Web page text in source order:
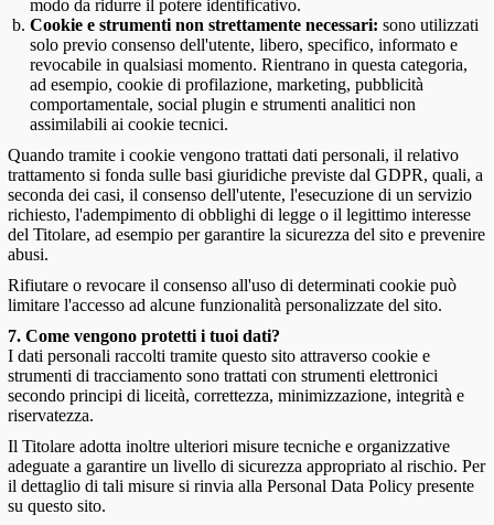
modo da ridurre il potere identificativo.
Cookie e strumenti non strettamente necessari: sono utilizzati
solo previo consenso dell'utente, libero, specifico, informato e
revocabile in qualsiasi momento. Rientrano in questa categoria,
ad esempio, cookie di profilazione, marketing, pubblicità
comportamentale, social plugin e strumenti analitici non
assimilabili ai cookie tecnici.
Quando tramite i cookie vengono trattati dati personali, il relativo
trattamento si fonda sulle basi giuridiche previste dal GDPR, quali, a
seconda dei casi, il consenso dell'utente, l'esecuzione di un servizio
richiesto, l'adempimento di obblighi di legge o il legittimo interesse
del Titolare, ad esempio per garantire la sicurezza del sito e prevenire
abusi.
Rifiutare o revocare il consenso all'uso di determinati cookie può
limitare l'accesso ad alcune funzionalità personalizzate del sito.
7. Come vengono protetti i tuoi dati?
I dati personali raccolti tramite questo sito attraverso cookie e
strumenti di tracciamento sono trattati con strumenti elettronici
secondo principi di liceità, correttezza, minimizzazione, integrità e
riservatezza.
Il Titolare adotta inoltre ulteriori misure tecniche e organizzative
adeguate a garantire un livello di sicurezza appropriato al rischio. Per
il dettaglio di tali misure si rinvia alla Personal Data Policy presente
su questo sito.